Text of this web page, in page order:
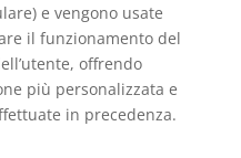
e vengono usate
il funzionamento del
offrendo
più personalizzata e
in precedenza.